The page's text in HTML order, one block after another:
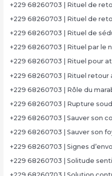
+229 68260703 | Rituel de
+229 68260703 | Rituel de
+229 68260703 | Rituel de
+229 68260703 | Rituel par le
+229 68260703 | Rituel pour
+229 68260703 | Rituel retour
+229 68260703 | Rôle du
+229 68260703 | Rupture
+229 68260703 | Sauver son
+229 68260703 | Sauver son
+229 68260703 | Signes
+229 68260703 | Solitude